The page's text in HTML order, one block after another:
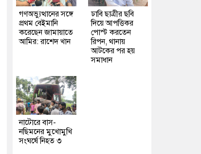
গণঅভ্যুত্থানের সঙ্গে
প্রথম বেইমানি
করেছেন জামায়াতে
আমির: রাশেদ খান
ঢাবি ছাত্রীর ছবি
দিয়ে আপত্তিকর
পোস্ট করতেন
রিপন, থানায়
আটকের পর হয়
সমাধান
নাটোরে বাস-
নছিমনের মুখোমুখি
সংঘর্ষে নিহত ৩